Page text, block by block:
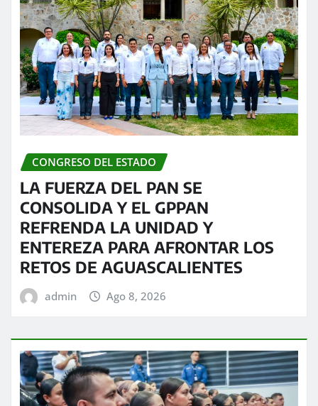
CONGRESO DEL ESTADO
LA FUERZA DEL PAN SE
CONSOLIDA Y EL GPPAN
REFRENDA LA UNIDAD Y
ENTEREZA PARA AFRONTAR LOS
RETOS DE AGUASCALIENTES
admin Ago 8, 2026